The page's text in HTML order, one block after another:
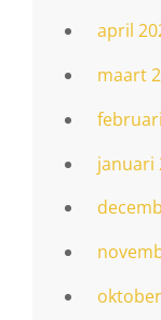
april
maart
januari